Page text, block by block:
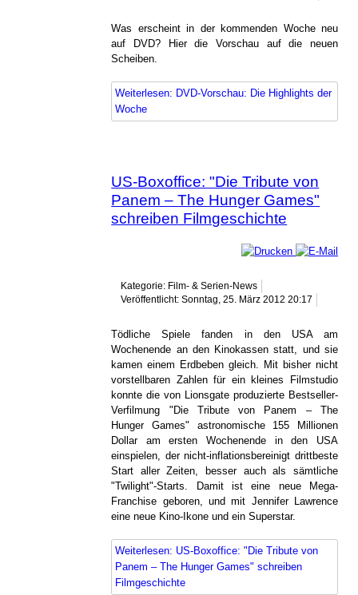
Was erscheint in der kommenden Woche neu
auf DVD? Hier die Vorschau auf die neuen
Scheiben.
Weiterlesen: DVD-Vorschau: Die Highlights der
Woche
US-Boxoffice: "Die Tribute von
Panem – The Hunger Games"
schreiben Filmgeschichte
Kategorie: Film- & Serien-News
Veröffentlicht: Sonntag, 25. März 2012 20:17
Tödliche Spiele fanden in den USA am
Wochenende an den Kinokassen statt, und sie
kamen einem Erdbeben gleich. Mit bisher nicht
vorstellbaren Zahlen für ein kleines Filmstudio
konnte die von Lionsgate produzierte Bestseller-
Verfilmung "Die Tribute von Panem – The
Hunger Games" astronomische 155 Millionen
Dollar am ersten Wochenende in den USA
einspielen, der nicht-inflationsbereinigt drittbeste
Start aller Zeiten, besser auch als sämtliche
"Twilight"-Starts. Damit ist eine neue Mega-
Franchise geboren, und mit Jennifer Lawrence
eine neue Kino-Ikone und ein Superstar.
Weiterlesen: US-Boxoffice: "Die Tribute von
Panem – The Hunger Games" schreiben
Filmgeschichte